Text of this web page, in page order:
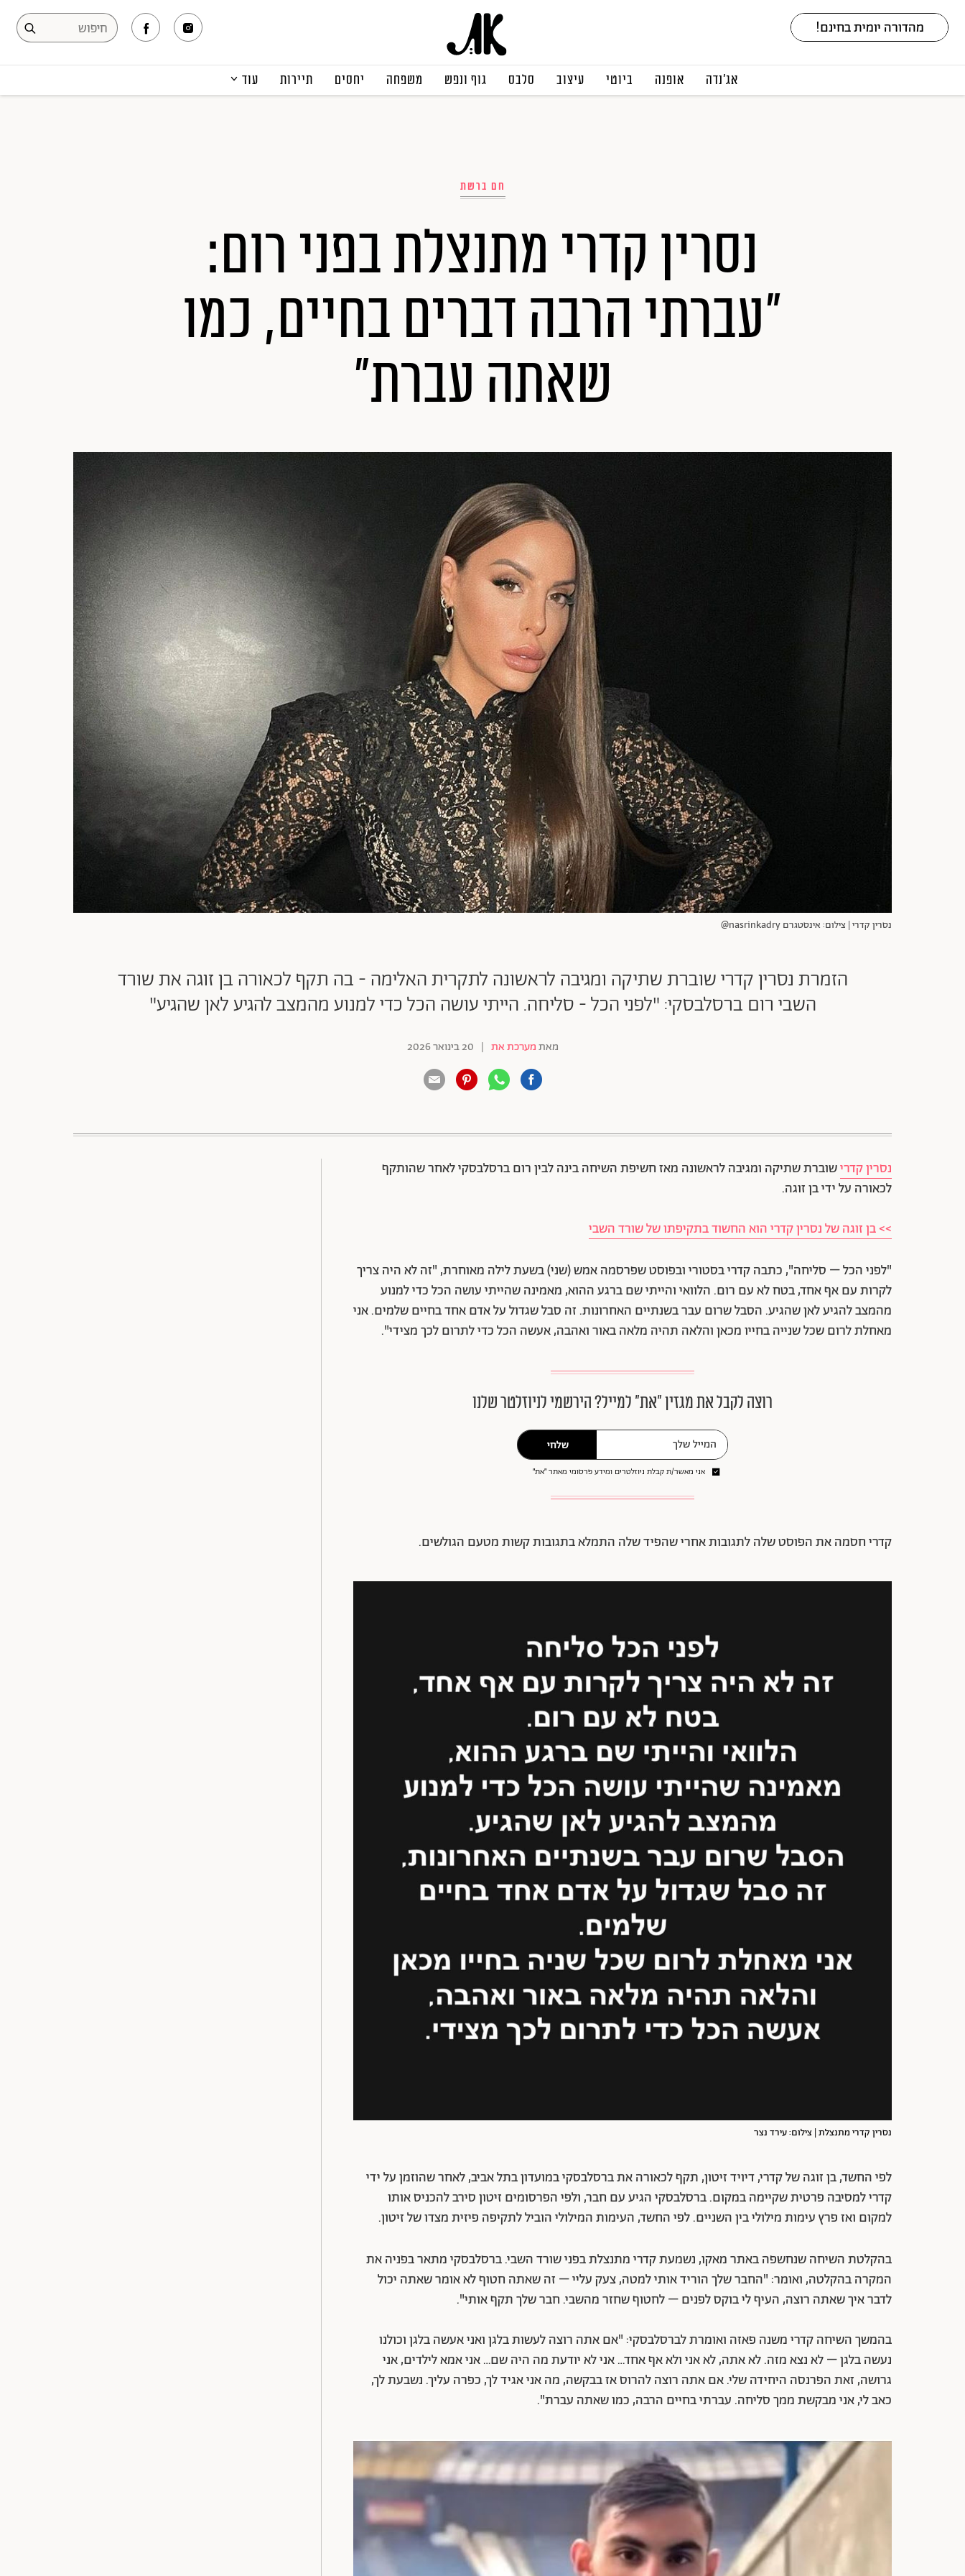
אג׳נדה אופנה ביוטי עיצוב סלבס גוף ונפש משפחה יחסים תיירות עוד
חם ברשת
נסרין קדרי מתנצלת בפני רום:
"עברתי הרבה דברים בחיים, כמו
שאתה עברת"
נסרין קדרי | צילום: אינסטגרם nasrinkadry@
הזמרת נסרין קדרי שוברת שתיקה ומגיבה לראשונה לתקרית האלימה - בה תקף לכאורה בן זוגה את שורד
השבי רום ברסלבסקי: "לפני הכל - סליחה. הייתי עושה הכל כדי למנוע מהמצב להגיע לאן שהגיע"
מאתמערכת את | 20 בינואר 2026
נסרין קדרישוברת שתיקה ומגיבה לראשונה מאז חשיפת השיחה בינה לבין רום ברסלבסקי לאחר שהותקף
לכאורה על ידי בן זוגה.
>> בן זוגה של נסרין קדרי הוא החשוד בתקיפתו של שורד השבי
"לפני הכל – סליחה", כתבה קדרי בסטורי ובפוסט שפרסמה אמש (שני) בשעת לילה מאוחרת, "זה לא היה צריך
לקרות עם אף אחד, בטח לא עם רום. הלוואי והייתי שם ברגע ההוא, מאמינה שהייתי עושה הכל כדי למנוע
מהמצב להגיע לאן שהגיע. הסבל שרום עבר בשנתיים האחרונות. זה סבל שגדול על אדם אחד בחיים שלמים. אני
מאחלת לרום שכל שנייה בחייו מכאן והלאה תהיה מלאה באור ואהבה, אעשה הכל כדי לתרום לכך מצידי".
רוצה לקבל את מגזין ״את״ למייל? הירשמי לניוזלטר שלנו
שלחי
אני מאשר/ת קבלת ניוזלטרים ומידע פרסומי מאתר ״את״
קדרי חסמה את הפוסט שלה לתגובות אחרי שהפיד שלה התמלא בתגובות קשות מטעם הגולשים.
נסרין קדרי מתנצלת | צילום: עירד נצר
לפי החשד, בן זוגה של קדרי, דיויד זיטון, תקף לכאורה את ברסלבסקי במועדון בתל אביב, לאחר שהוזמן על ידי
קדרי למסיבה פרטית שקיימה במקום. ברסלבסקי הגיע עם חבר, ולפי הפרסומים זיטון סירב להכניס אותו
למקום ואז פרץ עימות מילולי בין השניים. לפי החשד, העימות המילולי הוביל לתקיפה פיזית מצדו של זיטון.
בהקלטת השיחה שנחשפה באתר מאקו, נשמעת קדרי מתנצלת בפני שורד השבי. ברסלבסקי מתאר בפניה את
המקרה בהקלטה, ואומר: "החבר שלך הוריד אותי למטה, צעק עליי – זה שאתה חטוף לא אומר שאתה יכול
לדבר איך שאתה רוצה, העיף לי בוקס לפנים – לחטוף שחזר מהשבי. חבר שלך תקף אותי".
בהמשך השיחה קדרי משנה פאזה ואומרת לברסלבסקי: "אם אתה רוצה לעשות בלגן ואני אעשה בלגן וכולנו
נעשה בלגן – לא נצא מזה. לא אתה, לא אני ולא אף אחד… אני לא יודעת מה היה שם… אני אמא לילדים, אני
גרושה, זאת הפרנסה היחידה שלי. אם אתה רוצה להרוס אז בבקשה, מה אני אגיד לך, כפרה עליך. נשבעת לך,
כאב לי, אני מבקשת ממך סליחה. עברתי בחיים הרבה, כמו שאתה עברת".